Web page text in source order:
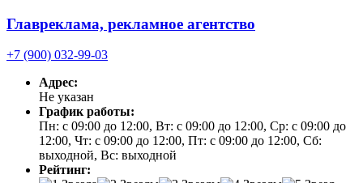
Главреклама, рекламное агентство
+7 (900) 032-99-03
Адрес:
Не указан
График работы:
Пн: с 09:00 до 12:00, Вт: с 09:00 до 12:00, Ср: с 09:00 до
12:00, Чт: с 09:00 до 12:00, Пт: с 09:00 до 12:00, Сб:
выходной, Вс: выходной
Рейтинг: